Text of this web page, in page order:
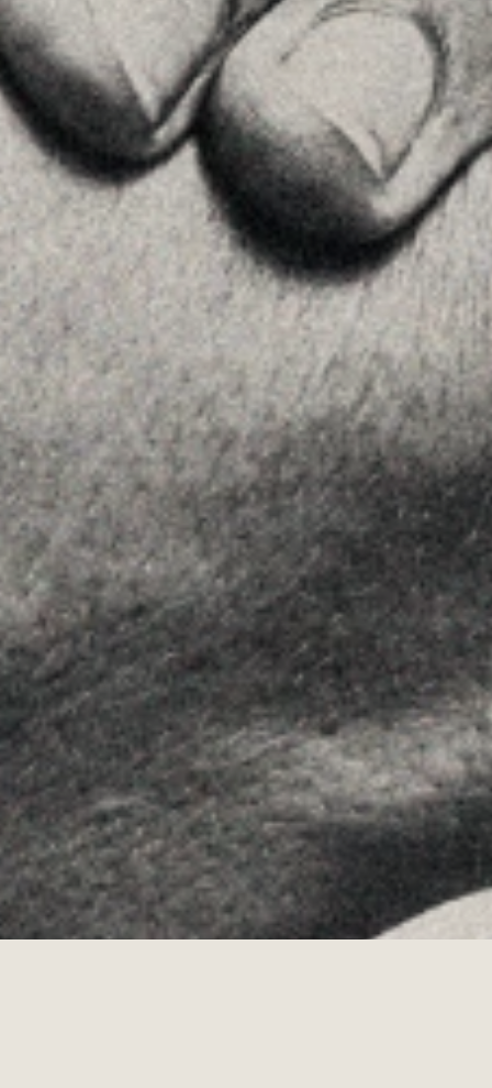
Ver en Google Maps
MENU
Home
La Firma
Equipo
Asesoramiento
Insights
Contactar
SÍGUENOS
Linkedin
Instagram
Youtube
Allyon — Barcelona, Spain
Copyrights © 2026 AVISO LEGAL·
POLÍTICA DE COOKIES· POLÍTICA DE PRIVACIDAD